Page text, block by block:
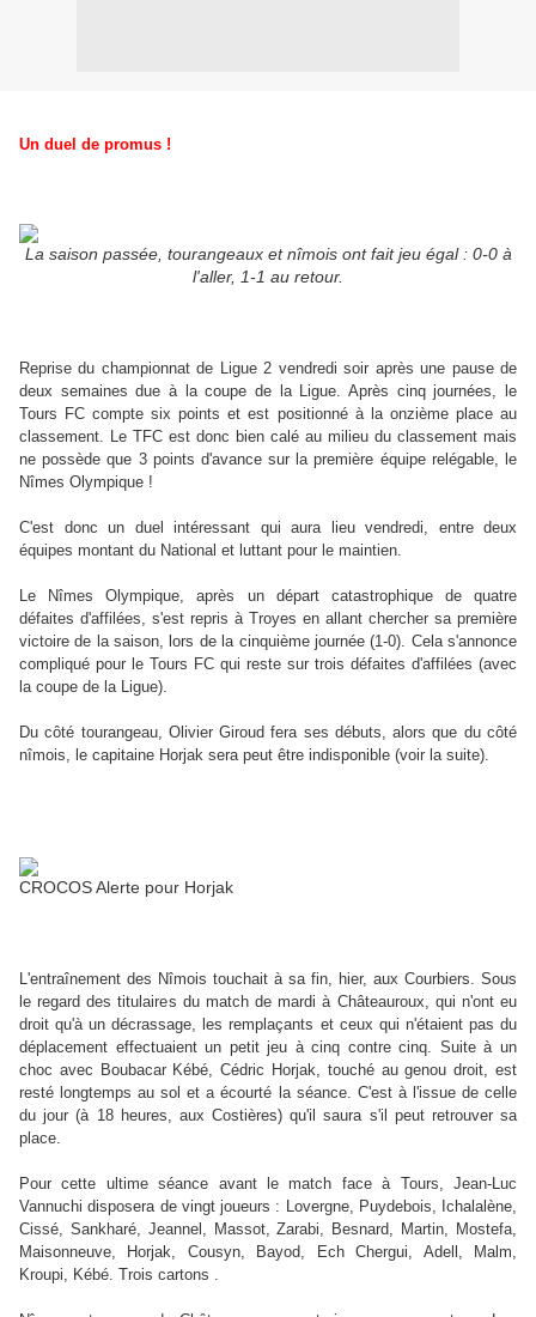
Un duel de promus !
La saison passée, tourangeaux et nîmois ont fait jeu égal : 0-0 à
l'aller, 1-1 au retour.
Reprise du championnat de Ligue 2 vendredi soir après une pause de
deux semaines due à la coupe de la Ligue. Après cinq journées, le
Tours FC compte six points et est positionné à la onzième place au
classement. Le TFC est donc bien calé au milieu du classement mais
ne possède que 3 points d'avance sur la première équipe relégable, le
Nîmes Olympique !
C'est donc un duel intéressant qui aura lieu vendredi, entre deux
équipes montant du National et luttant pour le maintien.
Le Nîmes Olympique, après un départ catastrophique de quatre
défaites d'affilées, s'est repris à Troyes en allant chercher sa première
victoire de la saison, lors de la cinquième journée (1-0). Cela s'annonce
compliqué pour le Tours FC qui reste sur trois défaites d'affilées (avec
la coupe de la Ligue).
Du côté tourangeau, Olivier Giroud fera ses débuts, alors que du côté
nîmois, le capitaine Horjak sera peut être indisponible (voir la suite).
CROCOS Alerte pour Horjak
L'entraînement des Nîmois touchait à sa fin, hier, aux Courbiers. Sous
le regard des titulaires du match de mardi à Châteauroux, qui n'ont eu
droit qu'à un décrassage, les remplaçants et ceux qui n'étaient pas du
déplacement effectuaient un petit jeu à cinq contre cinq. Suite à un
choc avec Boubacar Kébé, Cédric Horjak, touché au genou droit, est
resté longtemps au sol et a écourté la séance. C'est à l'issue de celle
du jour (à 18 heures, aux Costières) qu'il saura s'il peut retrouver sa
place.
Pour cette ultime séance avant le match face à Tours, Jean-Luc
Vannuchi disposera de vingt joueurs : Lovergne, Puydebois, Ichalalène,
Cissé, Sankharé, Jeannel, Massot, Zarabi, Besnard, Martin, Mostefa,
Maisonneuve, Horjak, Cousyn, Bayod, Ech Chergui, Adell, Malm,
Kroupi, Kébé. Trois cartons .